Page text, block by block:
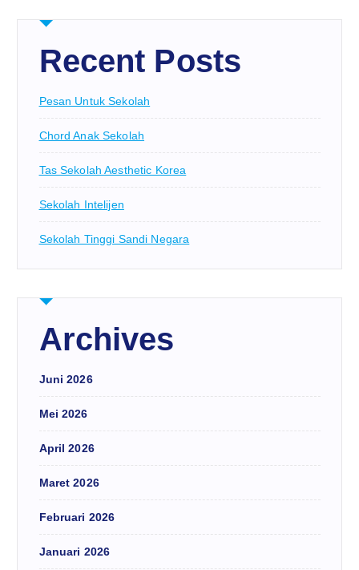
Recent Posts
Pesan Untuk Sekolah
Chord Anak Sekolah
Tas Sekolah Aesthetic Korea
Sekolah Intelijen
Sekolah Tinggi Sandi Negara
Archives
Juni 2026
Mei 2026
April 2026
Maret 2026
Februari 2026
Januari 2026